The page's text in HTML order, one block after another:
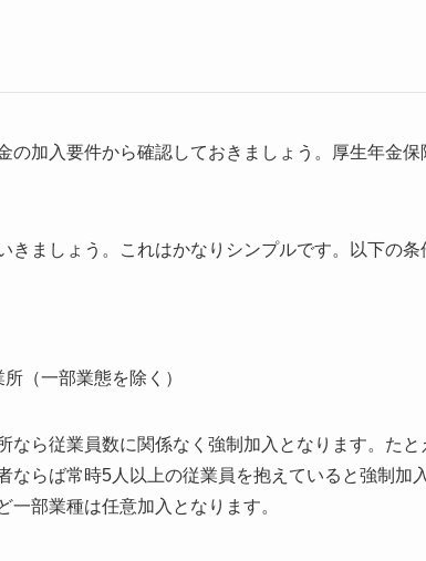
の加入要件から確認しておきましょう。厚生年金保
きましょう。これはかなりシンプルです。以下の
（一部業態を除く）
なら従業員数に関係なく強制加入となります。た
ならば常時5人以上の従業員を抱えていると強制加
部業種は任意加入となります。